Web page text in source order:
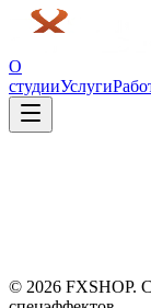
О
студииУслуги
© 2026 FXSHOP.